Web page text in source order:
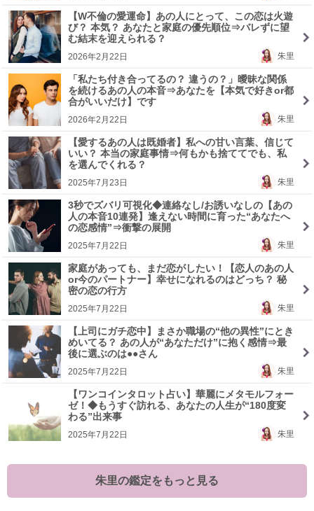
【W不倫の愛運命】あの人にとって、この恋は火遊
び？ 本気？ あなたと家庭の優先順位⇒バレずに望
む結末を迎えられる？
朱里
2026年2月22日
「私たち付き合ってるの？ 違うの？」曖昧な関係
を続けるあの人の本音⇒あなたを【本気で好きor都
合がいいだけ】です
朱里
2026年2月22日
【愛するあの人は既婚者】私への甘い言葉、信じて
いい？ 本当の家庭事情⇒何もかも捨ててでも、私
を選んでくれる？
朱里
2025年7月23日
3秒でズバリ可視化◆連絡なし/お誘いなしの【あの
人の本音10連発】逢えない時間に育った“あなたへ
の恋感情”⇒衝撃の展開
朱里
2025年7月22日
家庭があっても、まだ恋がしたい！【恋人のあの人
or今のパートナー】幸せになれるのはどっち？ 秘
密の恋の行方
朱里
2025年7月22日
【上司にガチ恋中】まさか職場の“他の異性”にとき
めいてる？ あの人が“あなただけ”に抱く感情⇒最
後に選ぶのは●●さん
朱里
2025年7月22日
【ワンコインタロット占い】華麗にメタモルフォー
ゼ！◆もうすぐ訪れる、あなたの人生が“180度変
わる”出来事
朱里
2025年7月22日
朱里の鑑定をもっと見る